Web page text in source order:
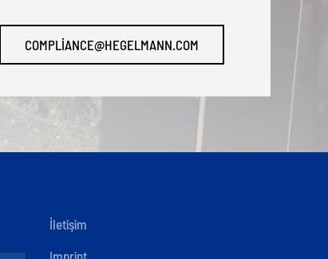
COMPLIANCE@HEGELMANN.COM
İletişim
Imprint